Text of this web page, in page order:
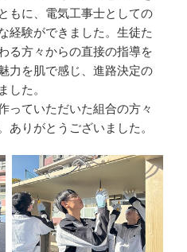
もに、電気工事士としての
経験ができました。生徒た
る方々からの直接の指導を
力を肌で感じ、進路決定の
した。
っていただいた組合の方々
ありがとうございました。